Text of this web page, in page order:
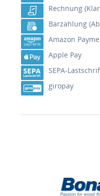
Rechnung
Barzahlung
Amazon
Apple Pay
SEPA-
giropay